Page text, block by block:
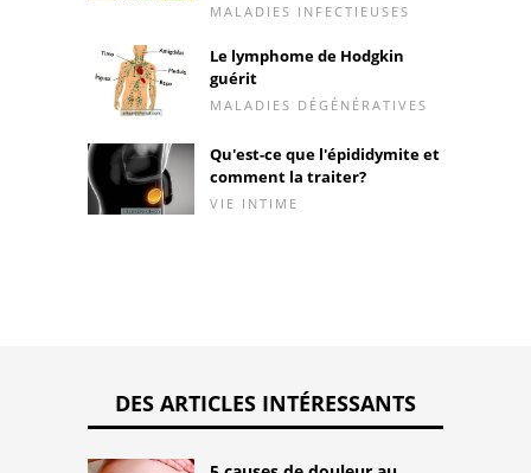
MALADIES INFECTIEUSES
Le lymphome de Hodgkin
guérit
MALADIES DÉGÉNÉRATIVES
Qu'est-ce que l'épididymite et
comment la traiter?
VIE INTIME
DES ARTICLES INTÉRESSANTS